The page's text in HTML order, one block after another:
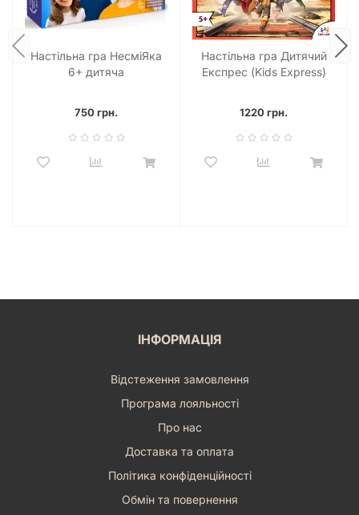
Настільна гра НесміЯка
6+ дитяча
750 грн.
Настільна гра Дитячий
Експрес (Kids Express)
1220 грн.
ІНФОРМАЦІЯ
Відстеження замовлення
Програма лояльності
Про нас
Доставка та оплата
Політика конфіденційності
Обмін та повернення